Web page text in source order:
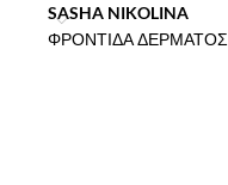
SASHA NIKOLINA
ΦΡΟΝΤΙΔΑ ΔΕΡΜΑΤΟΣ